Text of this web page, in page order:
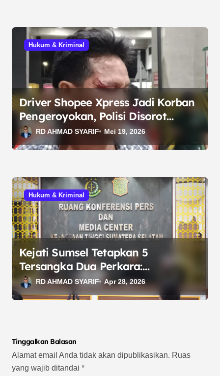
Hukum & Kriminal
Driver Shopee Xpress Jadi Korban
Pengeroyokan, Polisi Disorot
Lamban
RD AHMAD SYARIF Mei 19, 2026
Hukum & Kriminal
Kejati Sumsel Tetapkan 5
Tersangka Dua Perkara:
Obstruction of Justice dan Korupsi
KUR
RD AHMAD SYARIF Apr 28, 2026
Tinggalkan Balasan
Alamat email Anda tidak akan dipublikasikan. Ruas
yang wajib ditandai *